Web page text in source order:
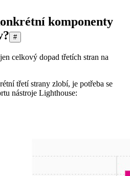
komponenty
#
celkový dopad třetích stran na
třetí strany zlobí, je potřeba se
nástroje Lighthouse: